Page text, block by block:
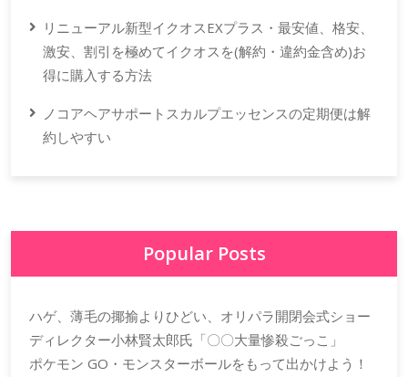
リニューアル新型イクオスEXプラス・最安値、格安、
激安、割引を極めてイクオスを(解約・違約金含め)お
得に購入する方法
ノコアヘアサポートスカルプエッセンスの定期便は解
約しやすい
Popular Posts
ハゲ、薄毛の揶揄よりひどい、オリパラ開閉会式ショー
ディレクター小林賢太郎氏「〇〇大量惨殺ごっこ」
ポケモン GO・モンスターボールをもって出かけよう！